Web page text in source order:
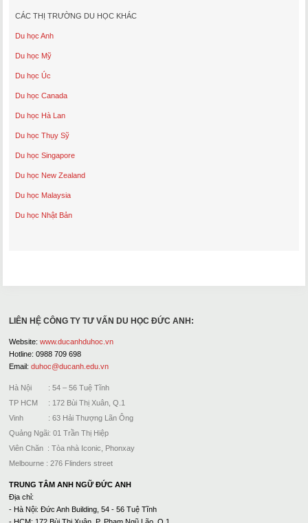
CÁC THỊ TRƯỜNG DU HỌC KHÁC
Du học Anh
Du học Mỹ
Du học Úc
Du học Canada
Du học Hà Lan
Du học Thụy Sỹ
Du học Singapore
Du học New Zealand
Du học Malaysia
Du học Nhật Bản
LIÊN HỆ CÔNG TY TƯ VẤN DU HỌC ĐỨC ANH:
Website: www.ducanhduhoc.vn
Hotline: 0988 709 698
Email: duhoc@ducanh.edu.vn
Hà Nội : 54 – 56 Tuệ Tĩnh
TP HCM : 172 Bùi Thị Xuân, Q.1
Vinh : 63 Hải Thượng Lãn Ông
Quảng Ngãi: 01 Trần Thị Hiệp
Viên Chăn : Tòa nhà Iconic, Phonxay
Melbourne : 276 Flinders street
TRUNG TÂM ANH NGỮ ĐỨC ANH
Địa chỉ:
- Hà Nội: Đức Anh Building, 54 - 56 Tuệ Tĩnh